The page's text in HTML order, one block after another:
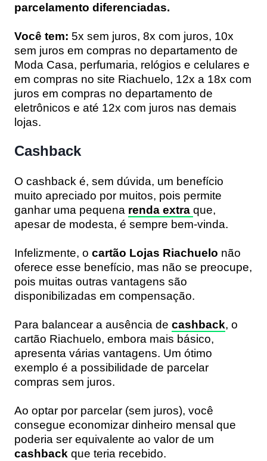
parcelamento diferenciadas.
Você tem: 5x sem juros, 8x com juros, 10x
sem juros em compras no departamento de
Moda Casa, perfumaria, relógios e celulares e
em compras no site Riachuelo, 12x a 18x com
juros em compras no departamento de
eletrônicos e até 12x com juros nas demais
lojas.
Cashback
O cashback é, sem dúvida, um benefício
muito apreciado por muitos, pois permite
ganhar uma pequena renda extra que,
apesar de modesta, é sempre bem-vinda.
Infelizmente, o cartão Lojas Riachuelo não
oferece esse benefício, mas não se preocupe,
pois muitas outras vantagens são
disponibilizadas em compensação.
Para balancear a ausência de cashback, o
cartão Riachuelo, embora mais básico,
apresenta várias vantagens. Um ótimo
exemplo é a possibilidade de parcelar
compras sem juros.
Ao optar por parcelar (sem juros), você
consegue economizar dinheiro mensal que
poderia ser equivalente ao valor de um
cashback que teria recebido.